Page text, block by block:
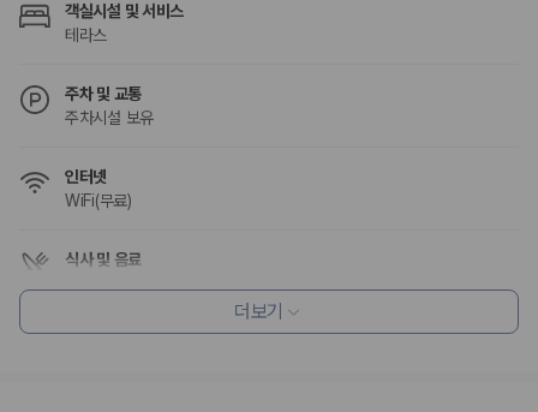
객실시설 및 서비스
테라스
주차 및 교통
주차시설 보유
인터넷
WiFi(무료)
식사 및 음료
더보기